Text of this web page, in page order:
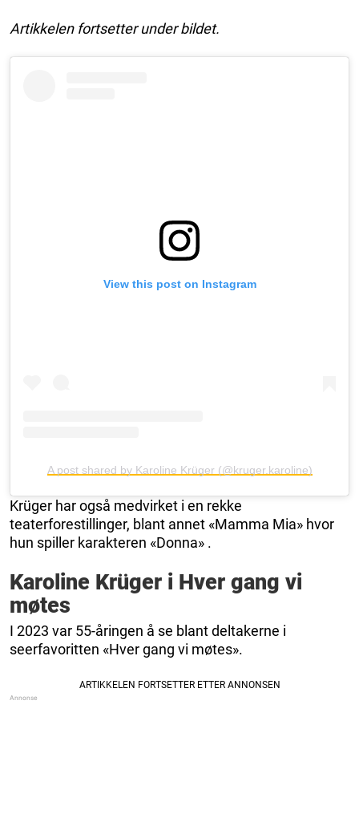
Artikkelen fortsetter under bildet.
View this post on Instagram
A post shared by Karoline Krüger (@kruger.karoline)
Krüger har også medvirket i en rekke
teaterforestillinger, blant annet «Mamma Mia» hvor
hun spiller karakteren «Donna» .
Karoline Krüger i Hver gang vi
møtes
I 2023 var 55-åringen å se blant deltakerne i
seerfavoritten «Hver gang vi møtes».